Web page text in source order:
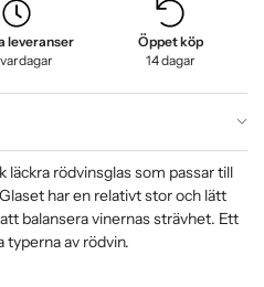
leveranser
Öppet köp
14 dagar
rödvinsglas som passar till
har en relativt stor och lätt
balansera vinernas strävhet. Ett
typerna av rödvin.